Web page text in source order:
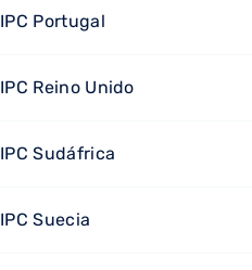
IPC Portugal
IPC Reino Unido
IPC Sudáfrica
IPC Suecia